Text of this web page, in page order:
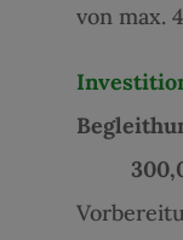
von max.